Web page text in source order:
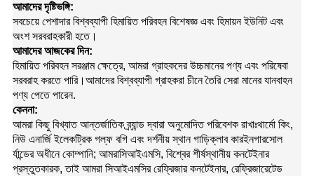
আমাদের দৃষ্টিভঙ্গি:
সবচেয়ে পেশাদার বিশ্বব্যাপী হিমায়িত পরিবহন বিশেষজ্ঞ এবং হিমায়ন ইউনিট এবং
অংশ সরবরাহকারী হতে।
আমাদের আজকের দিন:
হিমায়িত পরিবহন সরঞ্জাম ক্ষেত্রে, আমরা গ্রাহকদের উচ্চমানের পণ্য এবং পরিষেবা
সরবরাহ করতে পারি।আমাদের বিশ্বব্যাপী গ্রাহকরা চীনে তৈরি সেরা মানের যানবাহন
পণ্য পেতে পারেন.
কেননা:
আমরা কিছু বিখ্যাত আন্তর্জাতিক ব্র্যান্ড দ্বারা অনুমোদিত পরিবেশক রাখাঃথার্মো কিং,
নিউ এনার্জি ইলেকট্রিক গল্ফ বগি এবং দর্শনীয় স্থান গাড়িক্লাব কারইনগারসোল
র্যান্ডের অধীনে কোম্পানি; আমরাসিআইএমসি, বিশ্বের শীর্ষস্থানীয় কনটেইনার
প্রস্তুতকারক, তাই আমরা সিআইএমসির রেফ্রিজার কনটেইনার, রেফ্রিজারেটেড